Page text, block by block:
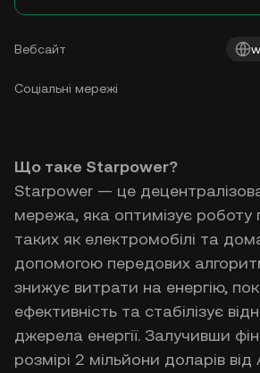
Вебсайт
Соціальні мережі
Що таке Starpower?
Starpower — це
мережа, яка оптимізує роботу
таких як електромобілі та
допомогою передових
знижує витрати на енергію,
ефективність та стабілізує
джерела енергії. Залучивши
розмірі 2 мільйони доларів від